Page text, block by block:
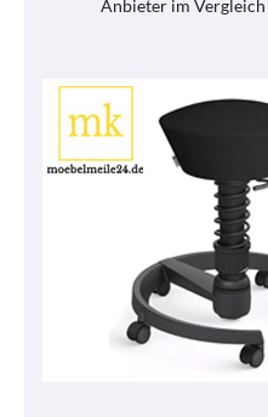
Anbieter im Vergleich